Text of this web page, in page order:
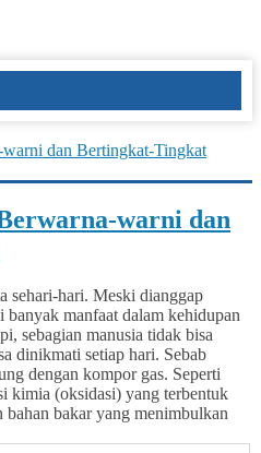
warni dan
sehari-hari. Meski dianggap
manfaat dalam kehidupan
sebagian manusia tidak bisa
dinikmati setiap hari. Sebab
dengan kompor gas. Seperti
kimia (oksidasi) yang terbentuk
bahan bakar yang menimbulkan